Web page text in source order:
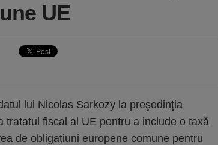
UE
lui Nicolas Sarkozy la preşedinţia
tratatul fiscal al UE pentru a include o taxă
de obligaţiuni europene comune pentru